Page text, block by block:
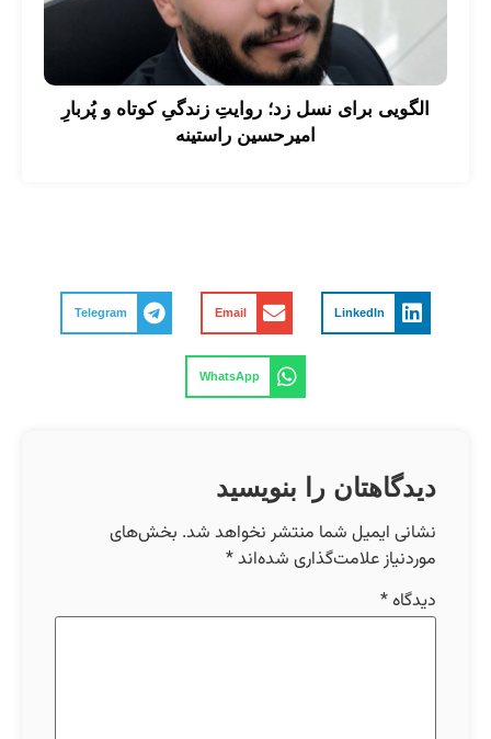
الگویی برای نسل زد؛ روایتِ زندگیِ کوتاه و پُربارِ
امیرحسین راستینه
LinkedIn
Email
Telegram
WhatsApp
دیدگاهتان را بنویسید
نشانی ایمیل شما منتشر نخواهد شد. بخش‌های
موردنیاز علامت‌گذاری شده‌اند*
دیدگاه*